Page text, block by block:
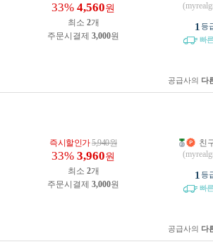
33% 4,560원
최소 2개
주문시결제 3,000원
1 등
빠
공급사의 다
즉시할인가5,940원
33% 3,960원
최소 2개
주문시결제 3,000원
친
1 등
빠
공급사의 다